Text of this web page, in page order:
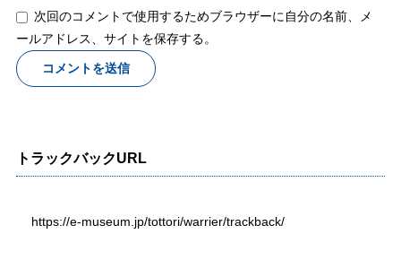
次回のコメントで使用するためブラウザーに自分の名前、メ
ールアドレス、サイトを保存する。
トラックバックURL
https://e-museum.jp/tottori/warrier/trackback/